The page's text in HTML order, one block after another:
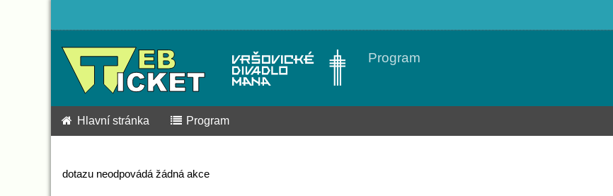
Program
Hlavní stránka Program
dotazu neodpovádá žádná akce